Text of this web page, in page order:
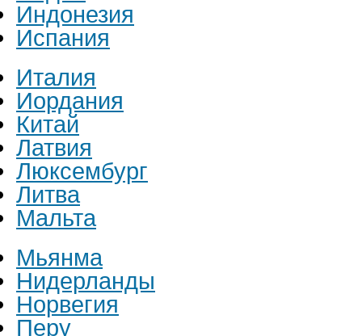
Индонезия
Испания
Италия
Иордания
Китай
Латвия
Люксембург
Литва
Мальта
Мьянма
Нидерланды
Норвегия
Перу